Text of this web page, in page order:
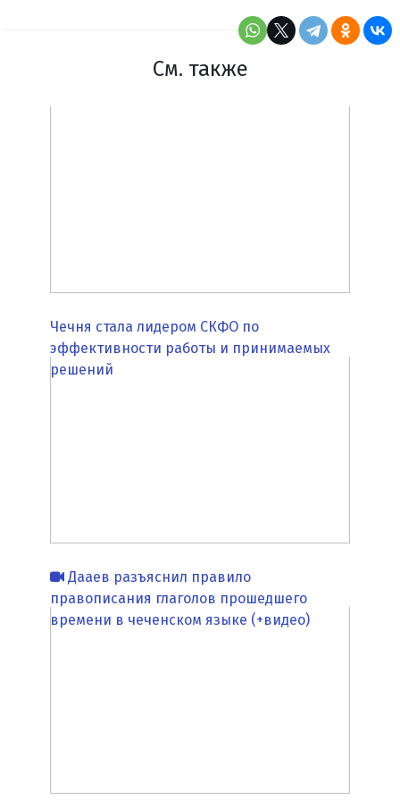
См. также
Чечня стала лидером СКФО по
эффективности работы и принимаемых
решений
Дааев разъяснил правило
правописания глаголов прошедшего
времени в чеченском языке (+видео)